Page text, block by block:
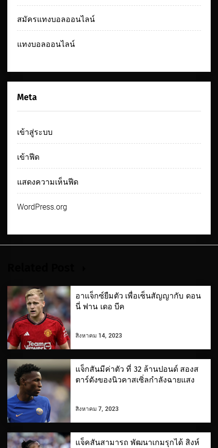
สมัครแทงบอลออนไลน์
แทงบอลออนไลน์
Meta
เข้าสู่ระบบ
เข้าฟีด
แสดงความเห็นฟีด
WordPress.org
อาแจ็กซ์ยืมตัว เพื่อเซ็นสัญญากับ ดอน
นี่ ฟาน เดอ บีค
สิงหาคม 14, 2023
แจ็กสันมีค่าตัว ที่ 32 ล้านปอนด์ สองส
ตาร์ดังของนิวคาสเซิ่ลกำลังฉายแสง
สิงหาคม 7, 2023
แจ็คสันสามารถ พัฒนาเกมรุกได้ สิงห์